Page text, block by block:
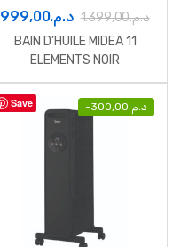
د.م.999,00 د.م.1.399,00
BAIN D’HUILE MIDEA 11
ELEMENTS NOIR
Save - د.م. 300,00